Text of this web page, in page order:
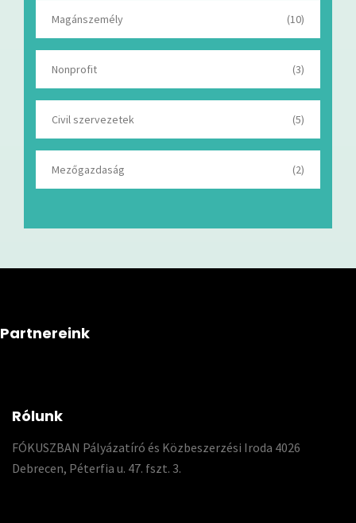
Magánszemély (10)
Nonprofit (3)
Civil szervezetek (5)
Mezőgazdaság (2)
Partnereink
Rólunk
FÓKUSZBAN Pályázatíró és Közbeszerzési Iroda 4026
Debrecen, Péterfia u. 47. fszt. 3.